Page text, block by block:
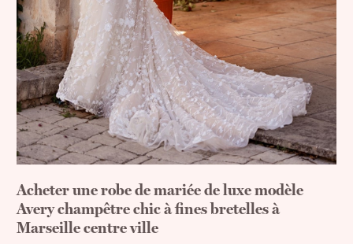
Acheter une robe de mariée de luxe modèle
Avery champêtre chic à fines bretelles à
Marseille centre ville